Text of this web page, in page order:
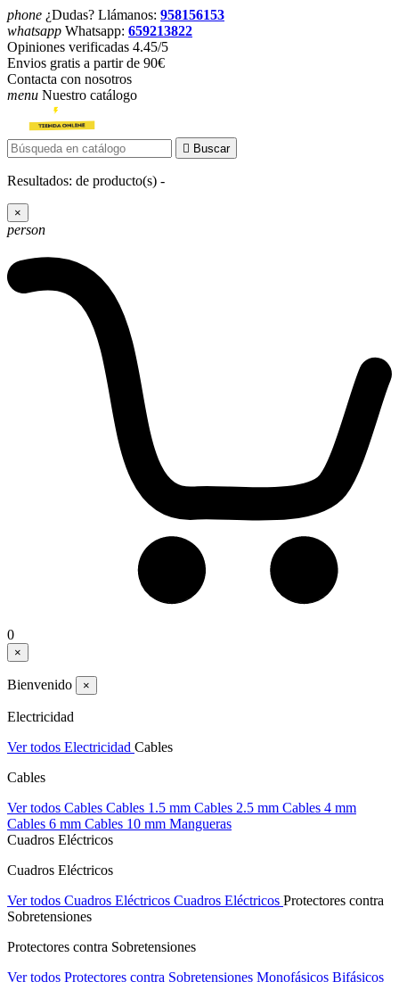
phone ¿Dudas? Llámanos: 958156153
whatsapp Whatsapp: 659213822
Opiniones verificadas 4.45/5
Envios gratis a partir de 90€
Contacta con nosotros
menu Nuestro catálogo
 Buscar
Resultados: de producto(s) -
×
person
0
×
Bienvenido ×
Electricidad
Ver todos Electricidad Cables
Cables
Ver todos Cables Cables 1.5 mm Cables 2.5 mm Cables 4 mm
Cables 6 mm Cables 10 mm Mangueras
Cuadros Eléctricos
Cuadros Eléctricos
Ver todos Cuadros Eléctricos Cuadros Eléctricos Protectores contra
Sobretensiones
Protectores contra Sobretensiones
Ver todos Protectores contra Sobretensiones Monofásicos Bifásicos